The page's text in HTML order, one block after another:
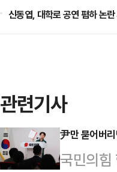
신동엽, 대학로 공연 폄하 논
관련기사
尹만 묻어버
국민의